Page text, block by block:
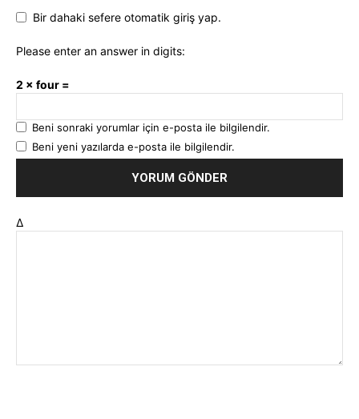
Bir dahaki sefere otomatik giriş yap.
Please enter an answer in digits:
2 × four =
Beni sonraki yorumlar için e-posta ile bilgilendir.
Beni yeni yazılarda e-posta ile bilgilendir.
Δ